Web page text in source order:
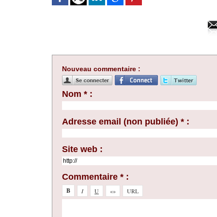
Nouveau commentaire :
Nom * :
Adresse email (non publiée) * :
Site web :
Commentaire * :